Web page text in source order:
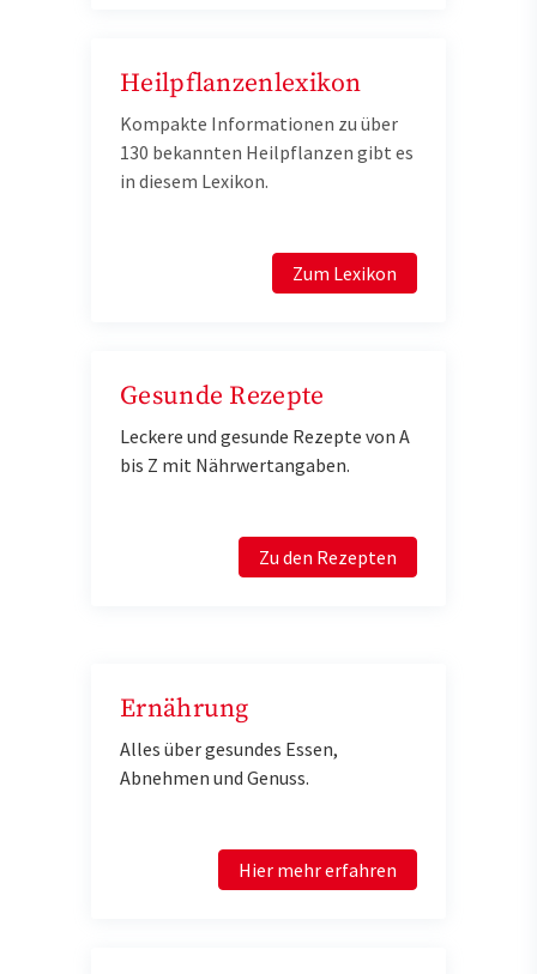
Heilpflanzenlexikon
Kompakte Informationen zu über
130 bekannten Heilpflanzen gibt es
in diesem Lexikon.
Zum Lexikon
Gesunde Rezepte
Leckere und gesunde Rezepte von A
bis Z mit Nährwertangaben.
Zu den Rezepten
Ernährung
Alles über gesundes Essen,
Abnehmen und Genuss.
Hier mehr erfahren